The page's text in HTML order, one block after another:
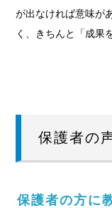
が出なければ意味が
く、きちんと「成果
保護者の
保護者の方に